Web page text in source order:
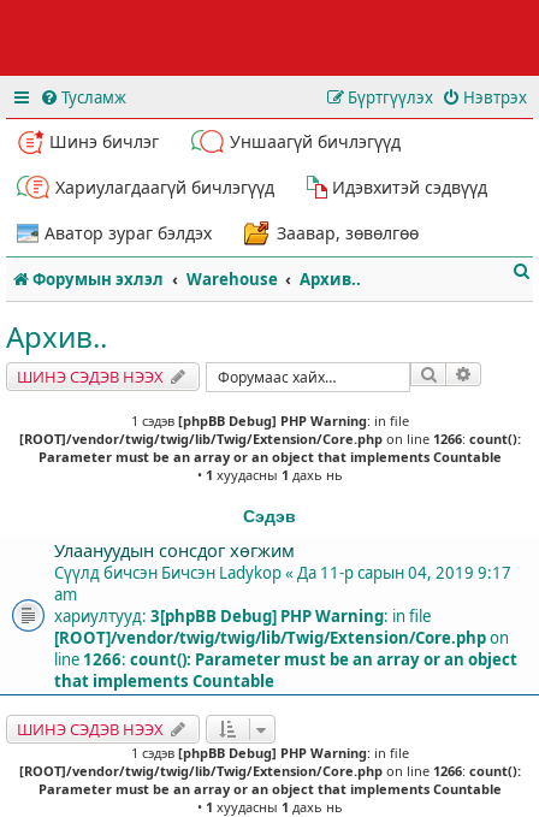
Тусламж Нэвтрэх
Бүртгүүлэх
Шинэ бичлэг
Уншаагүй бичлэгүүд
Хариулагдаагүй бичлэгүүд
Идэвхитэй сэдвүүд
Аватор зураг бэлдэх
Заавар, зөвөлгөө
Форумын эхлэл Warehouse Архив..
Архив..
ШИНЭ СЭДЭВ НЭЭХ Хайлт
1 сэдэв [phpBB Debug] PHP Warning: in file
[ROOT]/vendor/twig/twig/lib/Twig/Extension/Core.phpon line 1266: count():
Parameter must be an array or an object that implements Countable
• 1 хуудасны 1 дахь нь
Сэдэв
Улаануудын сонсдог хөгжим
Сүүлд бичсэн Бичсэн Ladykop« Да 11-р сарын 04, 2019 9:17
am
хариултууд: 3[phpBB Debug] PHP Warning: in file
[ROOT]/vendor/twig/twig/lib/Twig/Extension/Core.phpon
line 1266: count(): Parameter must be an array or an object
that implements Countable
ШИНЭ СЭДЭВ НЭЭХ
1 сэдэв [phpBB Debug] PHP Warning: in file
[ROOT]/vendor/twig/twig/lib/Twig/Extension/Core.phpon line 1266: count():
Parameter must be an array or an object that implements Countable
• 1 хуудасны 1 дахь нь